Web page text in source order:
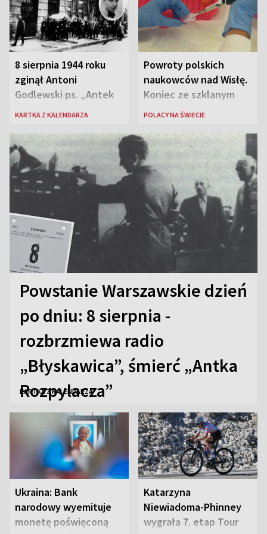
8 sierpnia 1944 roku
zginął Antoni
Godlewski ps. „Antek
Rozpylacz”
KARTKA Z KALENDARZA
Powroty polskich
naukowców nad Wisłę.
Koniec ze szklanym
sufitem
POLACY NA ŚWIECIE
Powstanie Warszawskie dzień
po dniu: 8 sierpnia -
rozbrzmiewa radio
„Błyskawica”, śmierć „Antka
Rozpylacza”
KARTKA Z KALENDARZA
Ukraina: Bank
narodowy wyemituje
monetę poświęconą
Katarzyna
Niewiadoma-Phinney
wygrała 7. etap Tour